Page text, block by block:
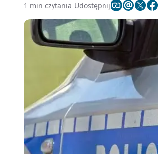
1 min czytania Udostępnij